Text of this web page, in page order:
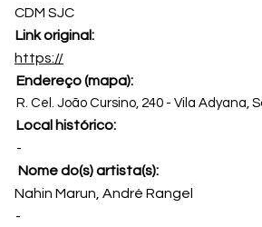
CDM SJC
Link original:
https://
Endereço (mapa):
R. Cel. João Cursino, 240 - Vila Adyana,
Local histórico:
-
Nome do(s) artista(s):
Nahin Marun, André Rangel
-